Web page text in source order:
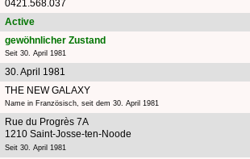
0421.568.037
Active
gewöhnlicher Zustand
Seit 30. April 1981
30. April 1981
THE NEW GALAXY
Name in Französisch, seit dem 30. April 1981
Rue du Progrès 7A
1210 Saint-Josse-ten-Noode
Seit 30. April 1981